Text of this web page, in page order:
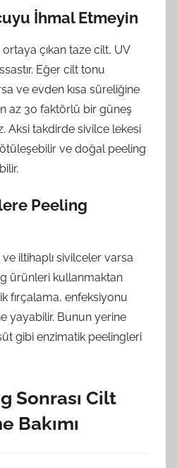
İhmal Etmeyin
çıkan taze cilt, UV
Eğer cilt tonu
ve evden kısa süreliğine
az 30 faktörlü bir güneş
Aksi takdirde sivilce lekesi
ve doğal peeling
Peeling
ve iltihaplı sivilceler varsa
ürünleri kullanmaktan
fırçalama, enfeksiyonu
yayabilir. Bunun yerine
gibi enzimatik peelingleri
Sonrası Cilt
Bakımı